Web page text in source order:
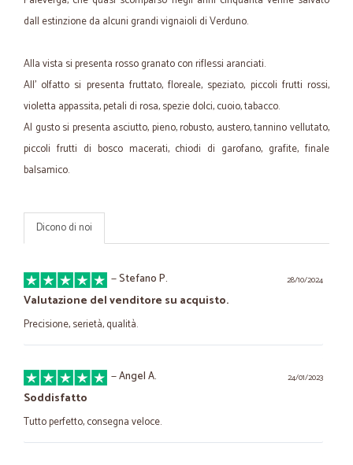
dall estinzione da alcuni grandi vignaioli di Verduno.
Alla vista si presenta rosso granato con riflessi aranciati.
All' olfatto si presenta fruttato, floreale, speziato, piccoli frutti rossi,
violetta appassita, petali di rosa, spezie dolci, cuoio, tabacco.
Al gusto si presenta asciutto, pieno, robusto, austero, tannino vellutato,
piccoli frutti di bosco macerati, chiodi di garofano, grafite, finale
balsamico.
Dicono di noi
28/10/2024
—Stefano P.
Valutazione del venditore su acquisto.
Precisione, serietà, qualità.
24/01/2023
—Angel A.
Soddisfatto
Tutto perfetto, consegna veloce.